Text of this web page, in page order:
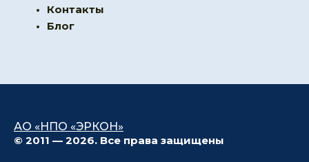
Контакты
Блог
АО «НПО «ЭРКОН»
© 2011 — 2026. Все права защищены